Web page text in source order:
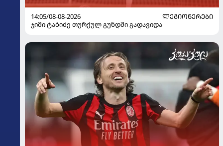
14:05/08-08-2026
ᲚᲔᲒᲘᲝᲜᲔᲠᲔᲑᲘ
ჯიმი ტაბიძე თურქულ გუნდში გადავიდა